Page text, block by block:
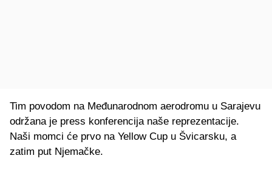
Tim povodom na Međunarodnom aerodromu u Sarajevu
održana je press konferencija naše reprezentacije.
Naši momci će prvo na Yellow Cup u Švicarsku, a
zatim put Njemačke.